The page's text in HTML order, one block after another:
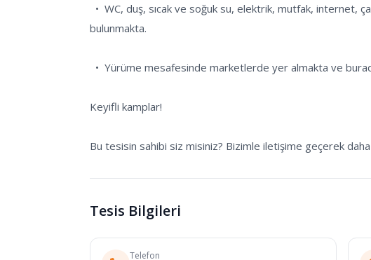
bulunmakta.
Keyifli kamplar!
Bu tesisin sahibi siz misiniz? Bizimle iletişime geçerek
Tesis Bilgileri
Telefon